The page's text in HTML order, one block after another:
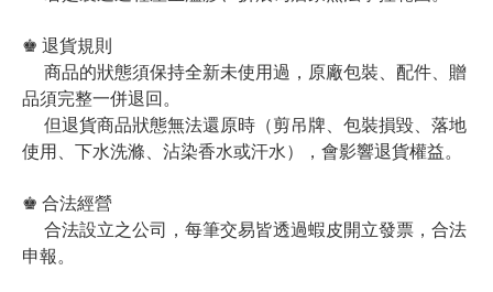
♚ 退貨規則
商品的狀態須保持全新未使用過，原廠包裝、配件、贈
品須完整一併退回。
但退貨商品狀態無法還原時（剪吊牌、包裝損毀、落地
使用、下水洗滌、沾染香水或汗水），會影響退貨權益。
♚ 合法經營
合法設立之公司，每筆交易皆透過蝦皮開立發票，合法
申報。